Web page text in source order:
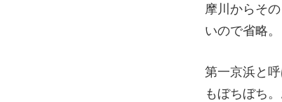
摩川からそ
いので省略。
第一京浜と
もぼちぼち